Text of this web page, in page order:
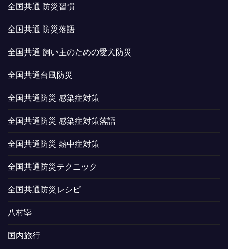
全国共通 防災習慣
全国共通 防災落語
全国共通 飼い主のための愛犬防災
全国共通台風防災
全国共通防災 感染症対策
全国共通防災 感染症対策落語
全国共通防災 熱中症対策
全国共通防災テクニック
全国共通防災レシピ
八村塁
国内旅行